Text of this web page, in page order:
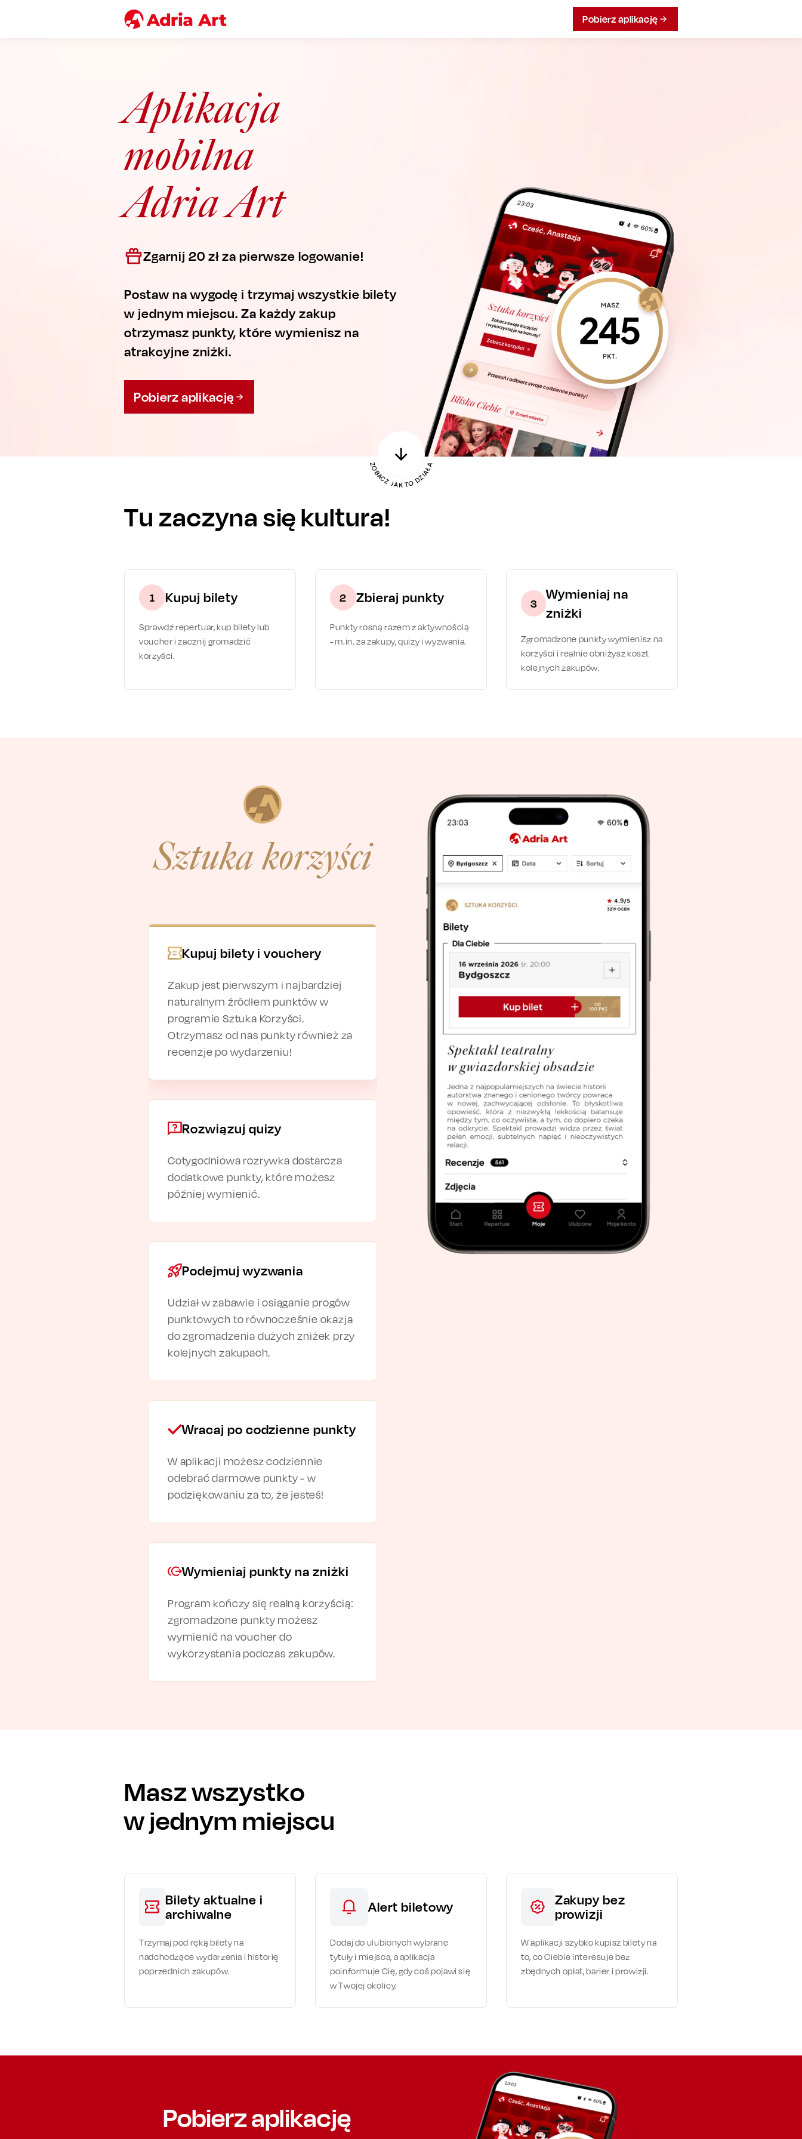
Pobierz aplikację
Aplikacja
mobilna
Adria Art
Zgarnij 20 zł za pierwsze logowanie!
Postaw na wygodę i trzymaj wszystkie bilety
w jednym miejscu. Za każdy zakup
otrzymasz punkty, które wymienisz na
atrakcyjne zniżki.
Pobierz aplikację
Tu zaczyna się kultura!
1 Kupuj bilety
Sprawdź repertuar, kup bilety lub
voucher i zacznij gromadzić
korzyści.
2 Zbieraj punkty
Punkty rosną razem z aktywnością
- m.in. za zakupy, quizy i wyzwania.
3
Wymieniaj na
zniżki
Zgromadzone punkty wymienisz na
korzyści i realnie obniżysz koszt
kolejnych zakupów.
Sztuka korzyści
Kupuj bilety i vouchery
Zakup jest pierwszym i najbardziej
naturalnym źródłem punktów w
programie Sztuka Korzyści.
Otrzymasz od nas punkty również za
recenzje po wydarzeniu!
Rozwiązuj quizy
Cotygodniowa rozrywka dostarcza
dodatkowe punkty, które możesz
później wymienić.
Podejmuj wyzwania
Udział w zabawie i osiąganie progów
punktowych to równocześnie okazja
do zgromadzenia dużych zniżek przy
kolejnych zakupach.
Wracaj po codzienne punkty
W aplikacji możesz codziennie
odebrać darmowe punkty - w
podziękowaniu za to, że jesteś!
Wymieniaj punkty na zniżki
Program kończy się realną korzyścią:
zgromadzone punkty możesz
wymienić na voucher do
wykorzystania podczas zakupów.
Masz wszystko
w jednym miejscu
Bilety aktualne i
archiwalne
Trzymaj pod ręką bilety na
nadchodzące wydarzenia i historię
poprzednich zakupów.
Alert biletowy
Dodaj do ulubionych wybrane
tytuły i miejsca, a aplikacja
poinformuje Cię, gdy coś pojawi się
w Twojej okolicy.
Zakupy bez
prowizji
W aplikacji szybko kupisz bilety na
to, co Ciebie interesuje bez
zbędnych opłat, barier i prowizji.
Pobierz aplikację